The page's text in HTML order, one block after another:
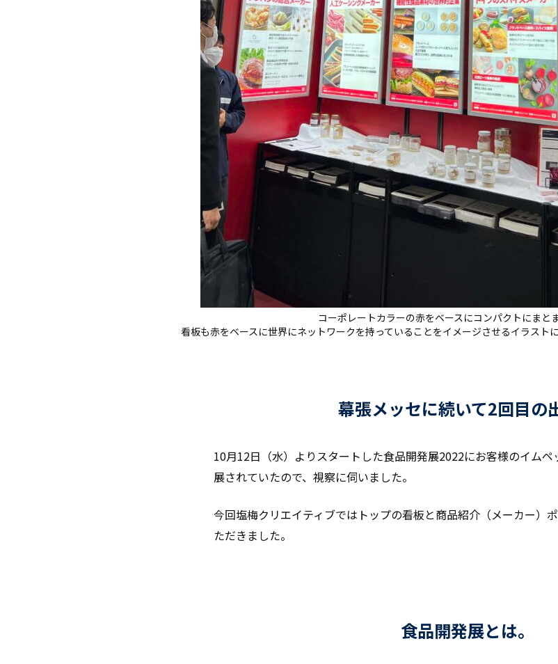
コーポレートカラーの赤をベースにコンパクトにまと
看板も赤をベースに世界にネットワークを持っていることをイメージさせるイラスト
幕張メッセに続いて2回目の
10月12日（水）よりスタートした食品開発展2022にお客様のイム
展されていたので、視察に伺いました。
今回塩梅クリエイティブではトップの看板と商品紹介（メーカー）
ただきました。
食品開発展とは。